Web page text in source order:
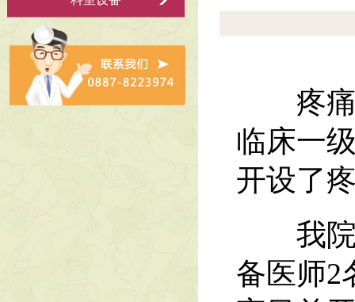
疼痛
临床一
开设了
我院
备医师2